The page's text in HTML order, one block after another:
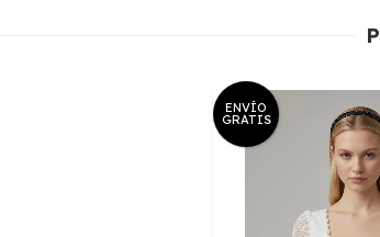
ENVÍO
GRATIS